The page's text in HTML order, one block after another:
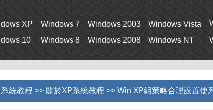
XP Windows 7 Windows 2003 Windows Vista
10
Windows 8 Windows 2008 Windows NT
統教程 >> 關於XP系統教程 >> Win XP組策略合理設置使